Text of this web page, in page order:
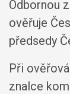
Odbornou
ověřuje
předsedy
Při
znalce